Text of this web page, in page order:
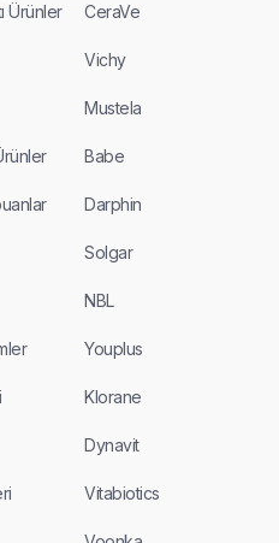
Ürünler CeraVe
Vichy
Mustela
Babe
Darphin
Solgar
NBL
Youplus
Klorane
Dynavit
Vitabiotics